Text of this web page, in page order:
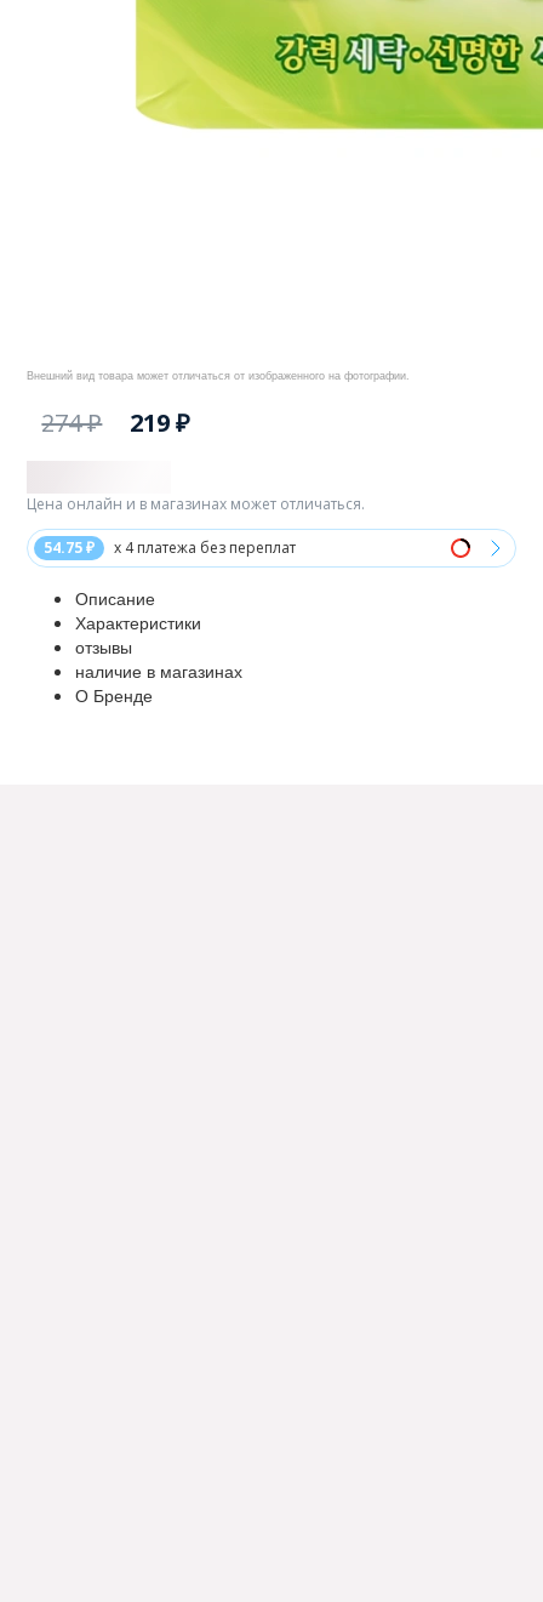
Внешний вид товара может отличаться от изображенного на фотографии.
274 ₽ 219 ₽
54.75 ₽ x 4 платежа без переплат
Цена онлайн и в магазинах может отличаться.
Описание
Характеристики
отзывы
наличие в магазинах
О Бренде